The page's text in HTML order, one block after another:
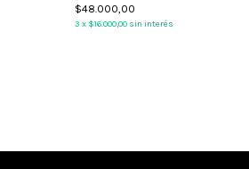
$48.000,00
3 x $16.000,00 sin interés